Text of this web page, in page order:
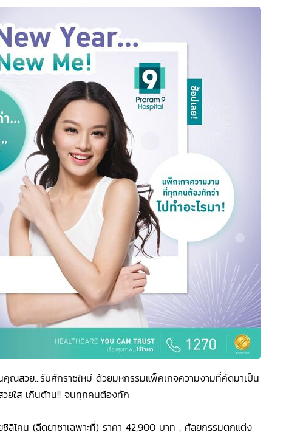
คุณสวย...รับศักราชใหม่ ด้วยมหกรรมแพ็คเกจความงามที่คัดมาเป็น
ยใส เกินต้าน!! จนทุกคนต้องทัก
ลิโคน (ฉีดยาชาเฉพาะที่) ราคา 42,900 บาท , ศัลยกรรมตกแต่ง